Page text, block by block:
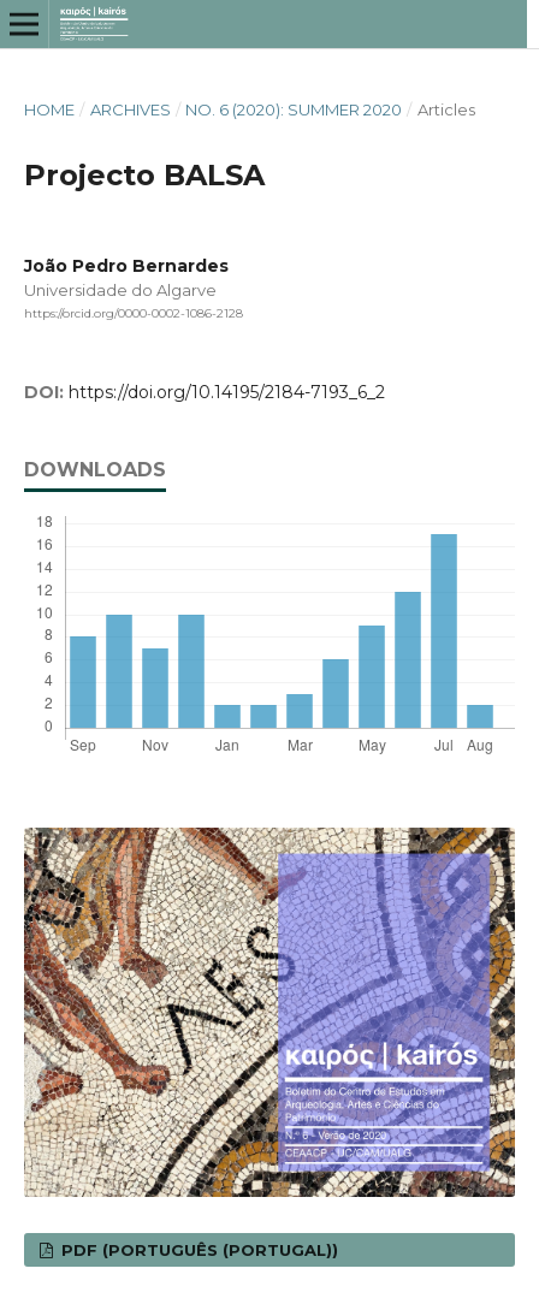
HOME / ARCHIVES / NO. 6 (2020): SUMMER 2020 / Articles
Projecto BALSA
João Pedro Bernardes
Universidade do Algarve
https://orcid.org/0000-0002-1086-2128
DOI: https://doi.org/10.14195/2184-7193_6_2
DOWNLOADS
PDF (PORTUGUÊS (PORTUGAL))